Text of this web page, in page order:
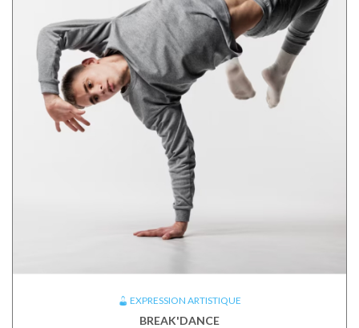
EXPRESSION ARTISTIQUE
BREAK'DANCE